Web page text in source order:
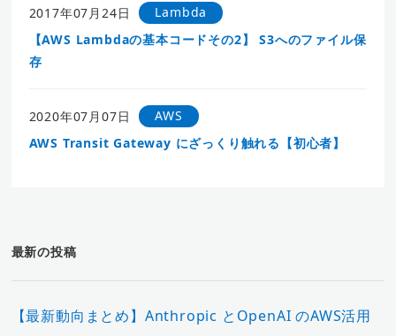
2017年07月24日
Lambda
【AWS Lambdaの基本コードその2】 S3へのファイル保
存
2020年07月07日
AWS
AWS Transit Gateway にざっくり触れる【初心者】
最新の投稿
【最新動向まとめ】Anthropic とOpenAI のAWS活用